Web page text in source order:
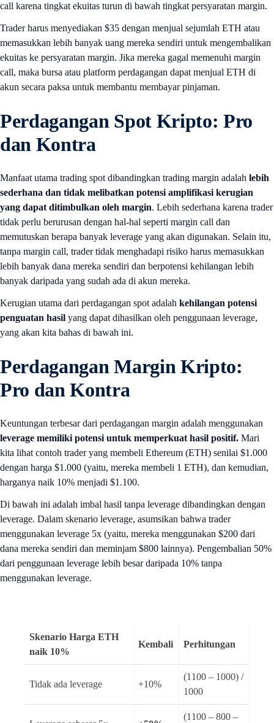
call karena tingkat ekuitas turun di bawah tingkat persyaratan margin.
Trader harus menyediakan $35 dengan menjual sejumlah ETH atau
memasukkan lebih banyak uang mereka sendiri untuk mengembalikan
ekuitas ke persyaratan margin. Jika mereka gagal memenuhi margin
call, maka bursa atau platform perdagangan dapat menjual ETH di
akun secara paksa untuk membantu membayar pinjaman.
Perdagangan SpotKripto:Pro
dan Kontra
Manfaat utama trading spot dibandingkan trading margin adalah lebih
sederhana dan tidak melibatkan potensi amplifikasi kerugian
yang dapat ditimbulkan oleh margin. Lebih sederhana karena trader
tidak perlu berurusan dengan hal-hal seperti margin call dan
memutuskan berapa banyak leverage yang akan digunakan. Selain itu,
tanpa margin call, trader tidak menghadapi risiko harus memasukkan
lebih banyak dana mereka sendiri dan berpotensi kehilangan lebih
banyak daripada yang sudah ada di akun mereka.
Kerugian utama dari perdagangan spot adalah kehilangan potensi
penguatan hasil yang dapat dihasilkan oleh penggunaan leverage,
yang akan kita bahas di bawah ini.
Perdagangan Margin Kripto:
Pro dan Kontra
Keuntungan terbesar dari perdagangan margin adalah menggunakan
leverage memiliki potensi untuk memperkuat hasil positif. Mari
kita lihat contoh trader yang membeli Ethereum (ETH) senilai $1.000
dengan harga $1.000 (yaitu, mereka membeli 1 ETH), dan kemudian,
harganya naik 10% menjadi $1.100.
Di bawah ini adalah imbal hasil tanpa leverage dibandingkan dengan
leverage. Dalam skenario leverage, asumsikan bahwa trader
menggunakan leverage 5x (yaitu, mereka menggunakan $200 dari
dana mereka sendiri dan meminjam $800 lainnya). Pengembalian 50%
dari penggunaan leverage lebih besar daripada 10% tanpa
menggunakan leverage.
Skenario Harga ETH
naik 10%
Kembali Perhitungan
Tidak ada leverage +10%
(1100 – 1000) /
1000
(1100 – 800 –